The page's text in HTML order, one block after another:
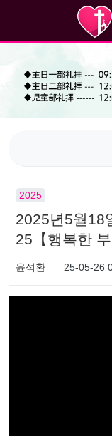
2025
2025년5월18
25【행복한 부
윤석환 25-05-26